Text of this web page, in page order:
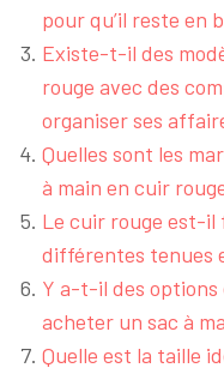
pour qu’il reste en
Existe-t-il des
rouge avec des
organiser ses
Quelles sont les
à main en cuir
Le cuir rouge est-il
différentes tenues
Y a-t-il des options
acheter un sac à
Quelle est la taille